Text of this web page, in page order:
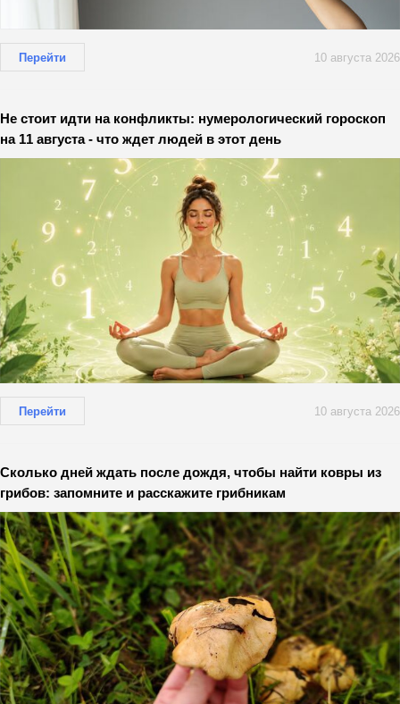
Перейти 10 августа 2026
Не стоит идти на конфликты: нумерологический гороскоп
на 11 августа - что ждет людей в этот день
Перейти 10 августа 2026
Сколько дней ждать после дождя, чтобы найти ковры из
грибов: запомните и расскажите грибникам